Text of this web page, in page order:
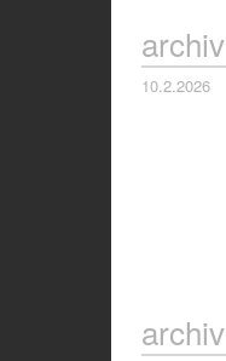
archiv
10.2.2026
archiv